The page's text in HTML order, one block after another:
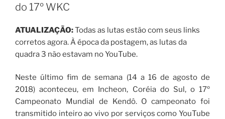
do 17º WKC
ATUALIZAÇÃO:Todas as lutas estão com seus links
corretos agora. À época da postagem, as lutas da
quadra 3 não estavam no YouTube.
Neste último fim de semana (14 a 16 de agosto de
2018) aconteceu, em Incheon, Coréia do Sul, o 17º
Campeonato Mundial de Kendô. O campeonato foi
transmitido inteiro ao vivo por serviços como YouTube